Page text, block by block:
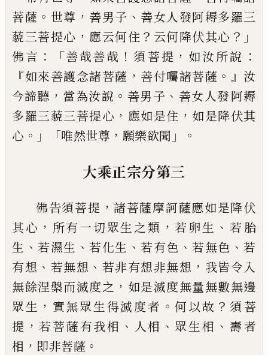
菩薩 。 世尊 ， 善男子 、 善女人發阿耨多羅三
藐三菩提心 ， 應云何住 ？ 云何降伏其心 ？」
佛言 ：「善哉善哉 ！ 須 菩提 ， 如汝所說 ：
『如來善護念諸菩薩 ， 善付囑諸菩薩 。』 汝
今諦聽 ， 當為汝說 。 善男子 、 善女人發阿耨
多羅三藐三菩提心 ， 應如是住 ， 如是降伏其
心 。」「唯然世尊 ， 願樂欲聞 」。
大乘正宗分第三
佛告須菩提 ， 諸菩薩摩訶薩應如是降伏
其心 ， 所有一切眾生之類 ， 若卵生 、 若胎
生 、 若濕生 、 若化生 、 若有色 、 若無色 、 若
有想 、 若無想 、 若非有想非無想 ， 我皆令入
無餘涅槃而滅度之 ， 如是滅度無量無數無邊
眾生 ， 實無眾生得滅度者 。 何以故 ？ 須菩
提 ， 若菩薩有我相 、 人相 、 眾生相 、 壽者
相 ， 即非菩薩 。